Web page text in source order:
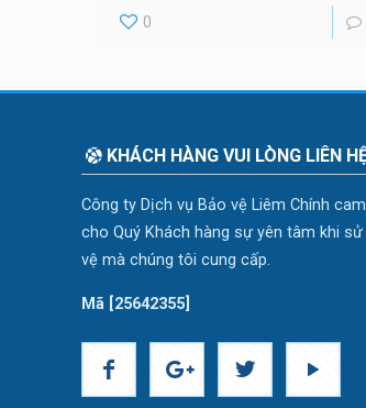
0
KHÁCH HÀNG VUI LÒNG LIÊN
Công ty Dịch vụ Bảo vệ Liêm Chính
cho Quý Khách hàng sự yên tâm khi
vệ mà chúng tôi cung cấp.
Mã [25642355]